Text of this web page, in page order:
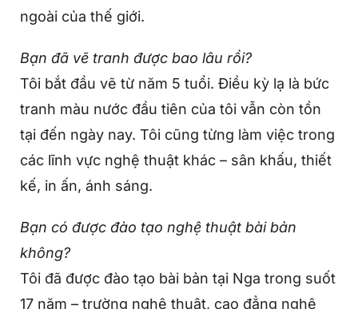
ngoài của thế giới.
Bạn đã vẽ tranh được bao lâu rồi?
Tôi bắt đầu vẽ từ năm 5 tuổi. Điều kỳ lạ là bức
tranh màu nước đầu tiên của tôi vẫn còn tồn
tại đến ngày nay. Tôi cũng từng làm việc trong
các lĩnh vực nghệ thuật khác – sân khấu, thiết
kế, in ấn, ánh sáng.
Bạn có được đào tạo nghệ thuật bài bản
không?
Tôi đã được đào tạo bài bản tại Nga trong suốt
17 năm – trường nghệ thuật, cao đẳng nghệ